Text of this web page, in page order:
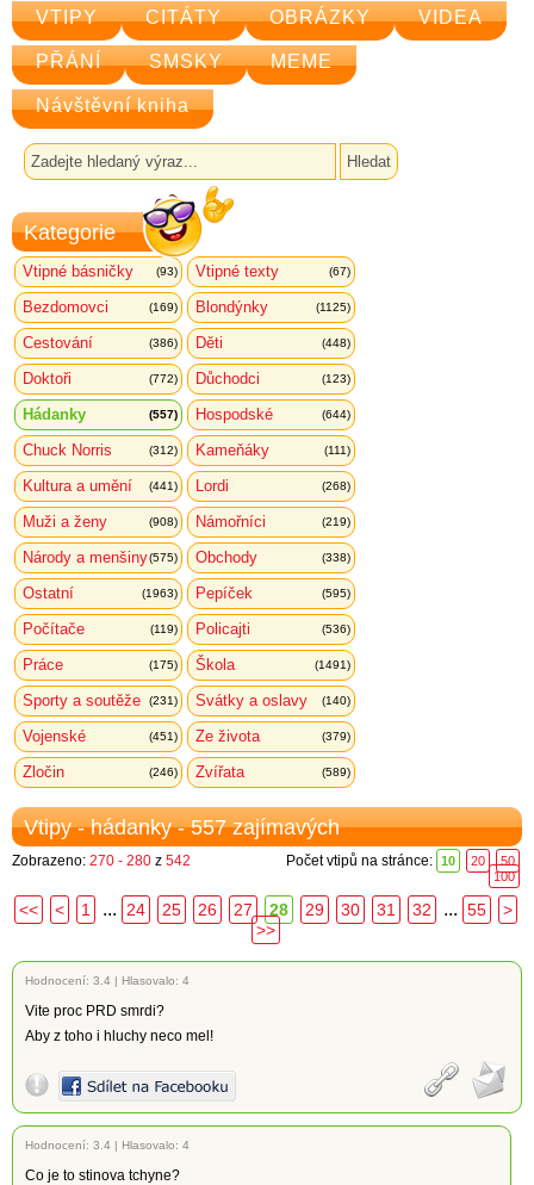
VTIPY CITÁTY OBRÁZKY VIDEA
PŘÁNÍ SMSKY MEME
Návštěvní kniha
Kategorie
Vtipné básničky (93) Vtipné texty (67)
Bezdomovci (169) Blondýnky (1125)
Cestování (386) Děti (448)
Doktoři (772) Důchodci (123)
Hádanky (557) Hospodské (644)
Chuck Norris (312) Kameňáky (111)
Kultura a umění (441) Lordi (268)
Muži a ženy (908) Námořníci (219)
Národy a menšiny(575) Obchody (338)
Ostatní (1963) Pepíček (595)
Počítače (119) Policajti (536)
Práce (175) Škola (1491)
Sporty a soutěže (231) Svátky a oslavy (140)
Vojenské (451) Ze života (379)
Zločin (246) Zvířata (589)
Vtipy - hádanky - 557 zajímavých
Zobrazeno: 270 - 280 z 542 Počet vtipů na stránce: 10 20
50
100
<< < 1 ... 24 25 26 27 28 29 30 31 32 ... 55
>
>>
Hodnocení: 3.4 | Hlasovalo: 4
Vite proc PRD smrdi?
Aby z toho i hluchy neco mel!
Hodnocení: 3.4 | Hlasovalo: 4
Co je to stinova tchyne?